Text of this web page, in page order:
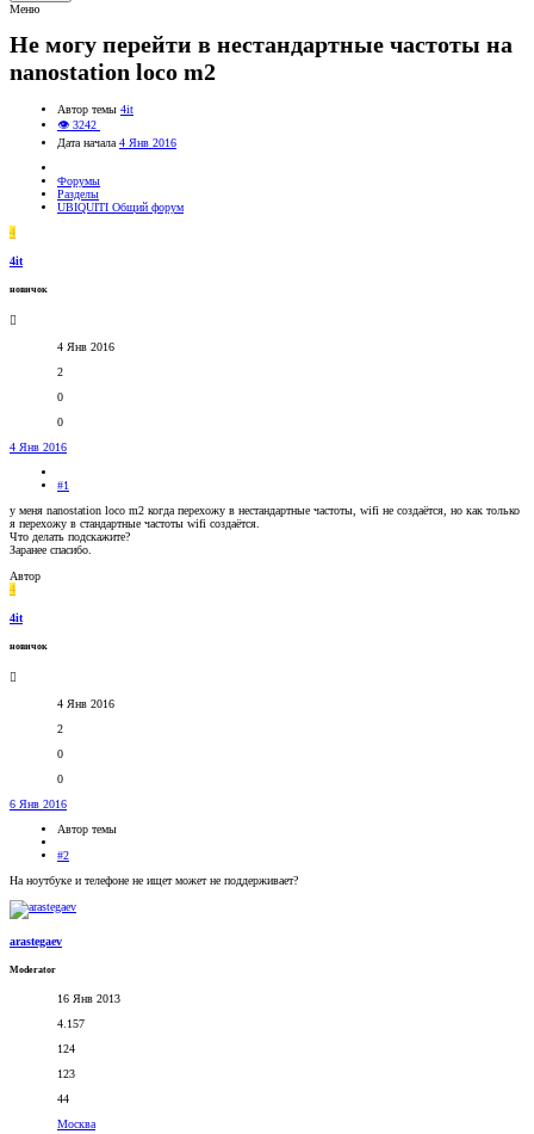
Меню
Не могу перейти в нестандартные частоты на
nanostation loco m2
Автор темы 4it
👁 3242
Дата начала 4 Янв 2016
Форумы
Разделы
UBIQUITI Общий форум
4
4it
новичок
4 Янв 2016
2
0
0
4 Янв 2016
#1
у меня nanostation loco m2 когда перехожу в нестандартные частоты, wifi не создаётся, но как только
я перехожу в стандартные частоты wifi создаётся.
Что делать подскажите?
Заранее спасибо.
Автор
4
4it
новичок
4 Янв 2016
2
0
0
6 Янв 2016
Автор темы
#2
На ноутбуке и телефоне не ищет может не поддерживает?
arastegaev
Moderator
16 Янв 2013
4.157
124
123
44
Москва